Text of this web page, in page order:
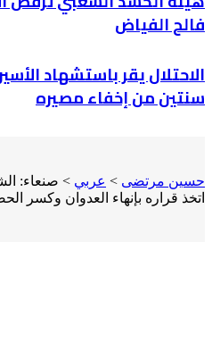
فالح الفياض
الاحتلال يقر باستشهاد
سنتين من إخفاء مصيره
حسين مرتضى > عربي > صنعاء:
اتخذ قراره بإنهاء العدوان وكسر